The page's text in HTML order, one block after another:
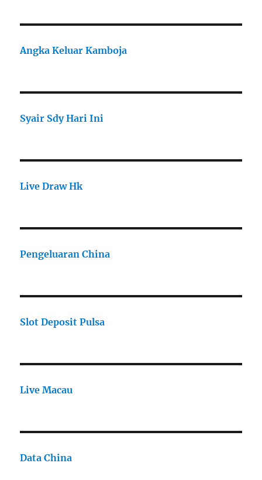
Angka Keluar Kamboja
Syair Sdy Hari Ini
Live Draw Hk
Pengeluaran China
Slot Deposit Pulsa
Live Macau
Data China